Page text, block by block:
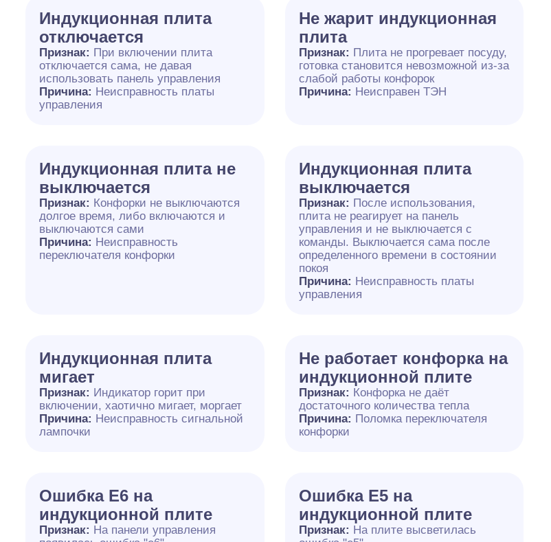
Индукционная плита
отключается
Признак: При включении плита
отключается сама, не давая
использовать панель управления
Причина: Неисправность платы
управления
Не жарит индукционная
плита
Признак: Плита не прогревает посуду,
готовка становится невозможной из-за
слабой работы конфорок
Причина: Неисправен ТЭН
Индукционная плита не
выключается
Признак: Конфорки не выключаются
долгое время, либо включаются и
выключаются сами
Причина: Неисправность
переключателя конфорки
Индукционная плита
выключается
Признак: После использования,
плита не реагирует на панель
управления и не выключается с
команды. Выключается сама после
определенного времени в состоянии
покоя
Причина: Неисправность платы
управления
Индукционная плита
мигает
Признак: Индикатор горит при
включении, хаотично мигает, моргает
Причина: Неисправность сигнальной
лампочки
Не работает конфорка на
индукционной плите
Признак: Конфорка не даёт
достаточного количества тепла
Причина: Поломка переключателя
конфорки
Ошибка E6 на
индукционной плите
Признак: На панели управления
Ошибка Е5 на
индукционной плите
Признак: На плите высветилась